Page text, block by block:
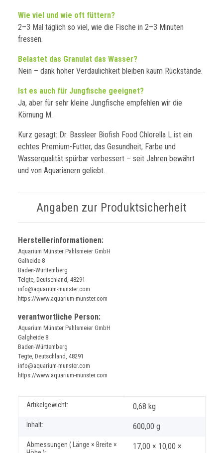
Wie viel und wie oft füttern?
2–3 Mal täglich so viel, wie die Fische in 2–3 Minuten
fressen.
Belastet das Granulat das Wasser?
Nein – dank hoher Verdaulichkeit bleiben kaum Rückstände.
Ist es auch für Jungfische geeignet?
Ja, aber für sehr kleine Jungfische empfehlen wir die
Körnung M.
Kurz gesagt: Dr. Bassleer Biofish Food Chlorella L ist ein
echtes Premium-Futter, das Gesundheit, Farbe und
Wasserqualität spürbar verbessert – seit Jahren bewährt
und von Aquarianern geliebt.
Angaben zur Produktsicherheit
Herstellerinformationen:
Aquarium Münster Pahlsmeier GmbH
Galheide 8
Baden-Württemberg
Telgte, Deutschland, 48291
info@aquarium-munster.com
https://www.aquarium-munster.com
verantwortliche Person:
Aquarium Münster Pahlsmeier GmbH
Galgheide 8
Baden-Württemberg
Tegte, Deutschland, 48291
info@aquarium-munster.com
https://www.aquarium-munster.com
Produkteigenschaft
Wert
Artikelgewicht: 0,68 kg
Inhalt: 600,00 g
Abmessungen ( Länge × Breite ×
17,00 × 10,00 ×